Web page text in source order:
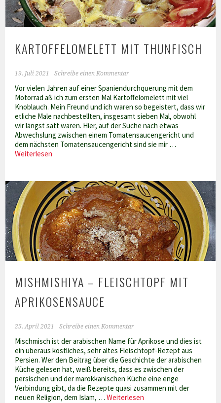
KARTOFFELOMELETT MIT THUNFISCH
19. Juli 2021 Schreibe einen Kommentar
Vor vielen Jahren auf einer Spaniendurchquerung mit dem
Motorrad aß ich zum ersten Mal Kartoffelomelett mit viel
Knoblauch. Mein Freund und ich waren so begeistert, dass wir
etliche Male nachbestellten, insgesamt sieben Mal, obwohl
wir längst satt waren. Hier, auf der Suche nach etwas
Abwechslung zwischen einem Tomatensaucengericht und
dem nächsten Tomatensaucengericht sind sie mir …
Weiterlesen
MISHMISHIYA – FLEISCHTOPF MIT
APRIKOSENSAUCE
25. April 2021 Schreibe einen Kommentar
Mischmisch ist der arabischen Name für Aprikose und dies ist
ein überaus köstliches, sehr altes Fleischtopf-Rezept aus
Persien. Wer den Beitrag über die Geschichte der arabischen
Küche gelesen hat, weiß bereits, dass es zwischen der
persischen und der marokkanischen Küche eine enge
Verbindung gibt, da die Rezepte quasi zusammen mit der
neuen Religion, dem Islam, …Weiterlesen